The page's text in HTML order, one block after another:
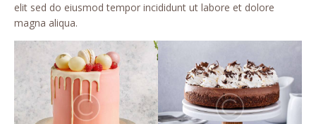
elit sed do eiusmod tempor incididunt ut labore et dolore
magna aliqua.